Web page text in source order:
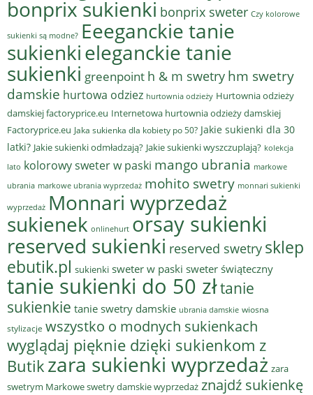
bonprix sukienki bonprix sweter Czy kolorowe
sukienki są modne? Eeeganckie tanie
sukienkieleganckie tanie
sukienki greenpoint h & m swetry hm swetry
damskie hurtowa odziez hurtownia odzieży Hurtownia odzieży
damskiej factoryprice.eu Internetowa hurtownia odzieży damskiej
Factoryprice.eu Jaka sukienka dla kobiety po 50? Jakie sukienki dla 30
latki? Jakie sukienki odmładzają? Jakie sukienki wyszczuplają? kolekcja
lato kolorowy sweter w paski mango ubrania markowe
ubrania markowe ubrania wyprzedaż mohito swetry monnari sukienki
wyprzedaż Monnari wyprzedaż
sukienek onlinehurt orsay sukienki
reserved sukienki reserved swetry sklep
ebutik.pl sukienki sweter w paski sweter świąteczny
tanie sukienki do 50 złtanie
sukienkie tanie swetry damskie ubrania damskie wiosna
stylizacje wszystko o modnych sukienkach
wyglądaj pięknie dzięki sukienkom z
Butik zara sukienki wyprzedaż zara
swetrym Markowe swetry damskie wyprzedaż znajdź sukienkę